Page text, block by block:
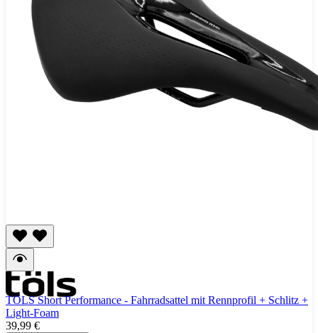
TÖLS Short Performance - Fahrradsattel mit Rennprofil + Schlitz +
Light-Foam
39,99 €